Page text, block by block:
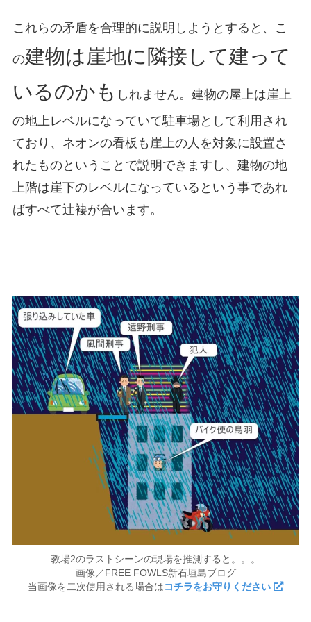
これらの矛盾を合理的に説明しようとすると、こ
の建物は崖地に隣接して建って
いるのかも しれません。建物の屋上は崖上
の地上レベルになっていて駐車場として利用され
ており、ネオンの看板も崖上の人を対象に設置さ
れたものということで説明できますし、建物の地
上階は崖下のレベルになっているという事であれ
ばすべて辻褄が合います。
教場2のラストシーンの現場を推測すると。。。
画像／FREE FOWLS新石垣島ブログ
当画像を二次使用される場合はコチラをお守りください